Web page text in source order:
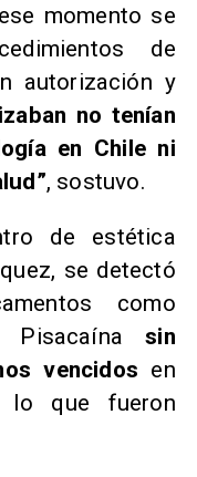
momento se
de
autorización y
no tenían
en Chile ni
, sostuvo.
de estética
se detectó
como
Pisacaínasin
vencidos en
lo que fueron